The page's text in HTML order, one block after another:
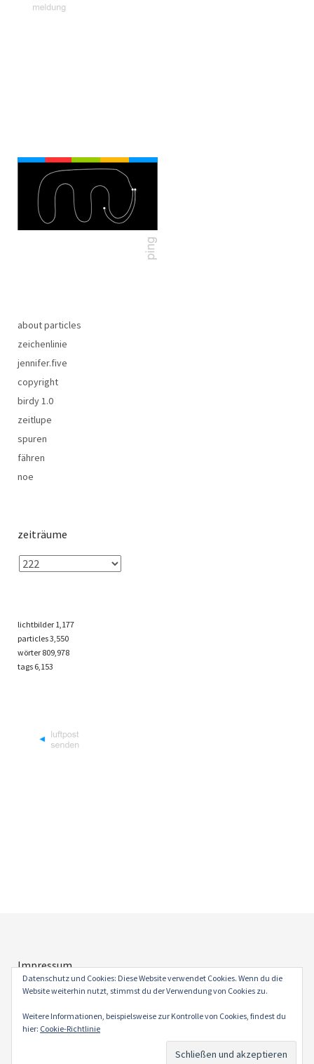
about particles
zeichenlinie
jennifer.five
copyright
birdy 1.0
zeitlupe
spuren
fähren
noe
zeiträume
lichtbilder 1,177
particles3,550
wörter 809,978
tags 6,153
Impressum
Datenschutz
Datenschutz und Cookies: Diese Website verwendet Cookies. Wenn du die
Website weiterhin nutzt, stimmst du der Verwendung von Cookies zu.
Weitere Informationen, beispielsweise zur Kontrolle von Cookies, findest du
hier: Cookie-Richtlinie